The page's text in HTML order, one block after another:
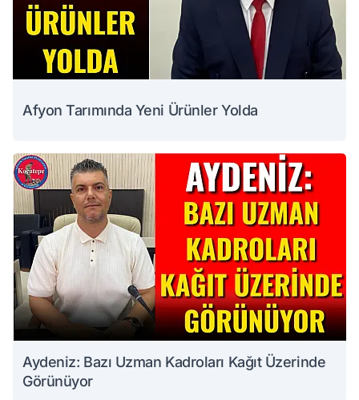
Afyon Tarımında Yeni Ürünler Yolda
Aydeniz: Bazı Uzman Kadroları Kağıt Üzerinde
Görünüyor